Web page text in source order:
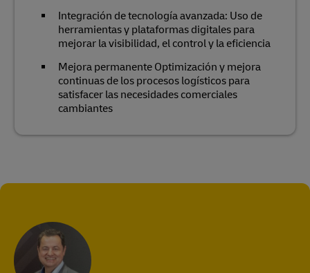
Integración de tecnología avanzada: Uso de
herramientas y plataformas digitales para
mejorar la visibilidad, el control y la eficiencia
Mejora permanente Optimización y mejora
continuas de los procesos logísticos para
satisfacer las necesidades comerciales
cambiantes